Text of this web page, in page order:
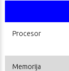
Procesor
Memorija